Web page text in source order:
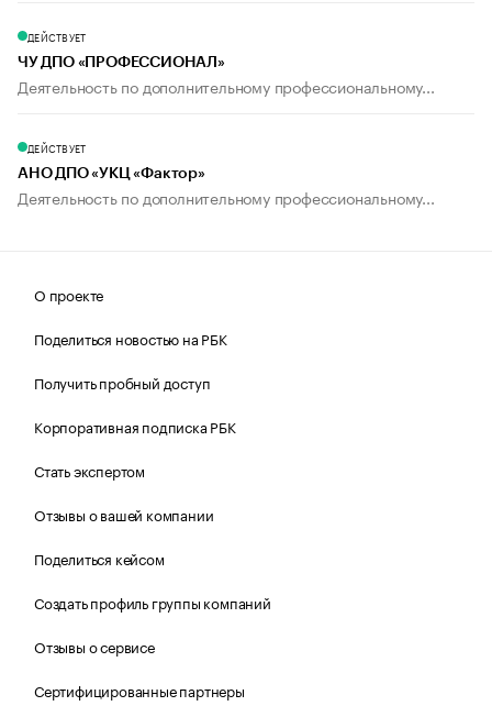
ДЕЙСТВУЕТ
ЧУ ДПО «ПРОФЕССИОНАЛ»
Деятельность по дополнительному профессиональному...
ДЕЙСТВУЕТ
АНО ДПО «УКЦ «Фактор»
Деятельность по дополнительному профессиональному...
О проекте
Поделиться новостью на РБК
Получить пробный доступ
Корпоративная подписка РБК
Стать экспертом
Отзывы о вашей компании
Поделиться кейсом
Создать профиль группы компаний
Отзывы о сервисе
Сертифицированные партнеры